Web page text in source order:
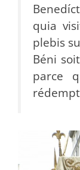
quia
plebis
Béni
parce